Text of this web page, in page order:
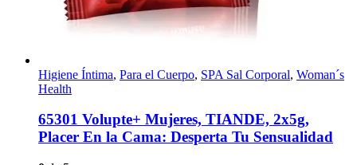
Higiene Íntima, Para el Cuerpo, SPA Sal Corporal, Woman´s
Health
65301 Volupte+ Mujeres, TIANDE, 2x5g,
Placer En la Cama: Desperta Tu Sensualidad